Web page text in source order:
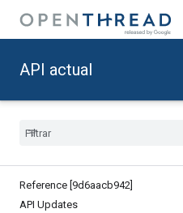
API actual
Reference [9d6aacb942]
API Updates